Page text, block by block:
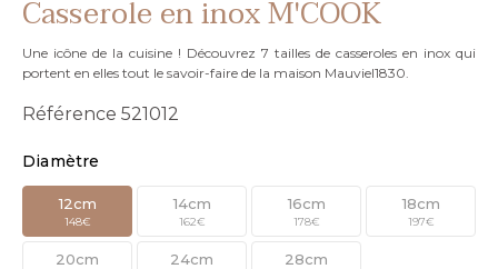
Casserole en inox M'COOK
Une icône de la cuisine ! Découvrez 7 tailles de casseroles en inox qui
portent en elles tout le savoir-faire de la maison Mauviel1830.
Référence 521012
Diamètre
12cm
148€
14cm
162€
16cm
178€
18cm
197€
20cm 24cm 28cm